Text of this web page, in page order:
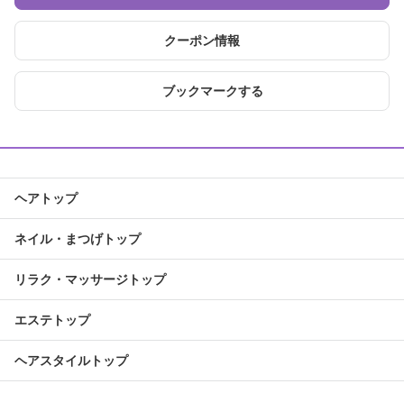
クーポン情報
ブックマークする
ヘアトップ
ネイル・まつげトップ
リラク・マッサージトップ
エステトップ
ヘアスタイルトップ